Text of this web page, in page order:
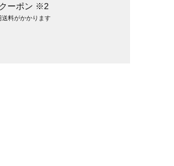
ーポン ※2
料がかかります